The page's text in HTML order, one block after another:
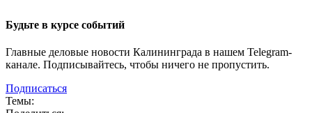
Будьте в курсе событий
Главные деловые новости Калининграда в нашем Telegram-
канале. Подписывайтесь, чтобы ничего не пропустить.
Подписаться
Темы: